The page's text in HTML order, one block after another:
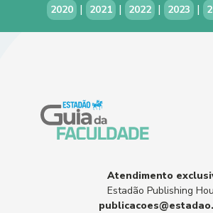
2020 | 2021 | 2022 | 2023 |
Atendimento
Estadão Publishing